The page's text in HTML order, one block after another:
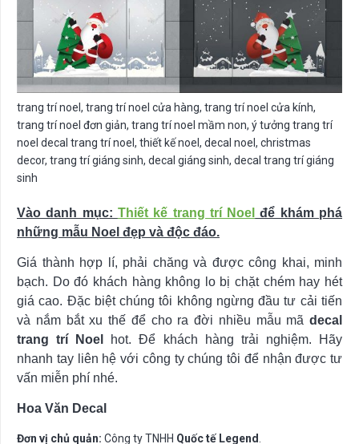
trang trí noel, trang trí noel cửa hàng, trang trí noel cửa kính,
trang trí noel đơn giản, trang trí noel mầm non, ý tưởng trang trí
noel decal trang trí noel, thiết kế noel, decal noel, christmas
decor, trang trí giáng sinh, decal giáng sinh, decal trang trí giáng
sinh
Vào danh mục: Thiết kế trang trí Noel để khám phá
những mẫu Noel đẹp và độc đáo.
Giá thành hợp lí, phải chăng và được công khai, minh
bạch. Do đó khách hàng không lo bị chặt chém hay hét
giá cao. Đặc biệt chúng tôi không ngừng đầu tư cải tiến
và nắm bắt xu thế để cho ra đời nhiều mẫu mã decal
trang trí Noel
hot. Để khách hàng trải nghiệm. Hãy
nhanh tay liên hệ với công ty chúng tôi để nhận được tư
vấn miễn phí nhé.
Hoa Văn Decal
Đơn vị chủ quản: Công ty TNHH Quốc tế Legend